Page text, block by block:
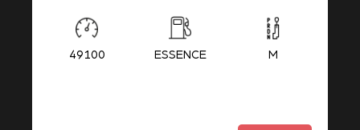
49100 ESSENCE M